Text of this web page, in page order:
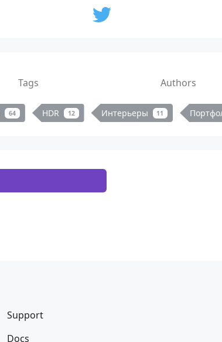
Tags Authors
64 HDR 12 Интерьеры 11
Support
Docs